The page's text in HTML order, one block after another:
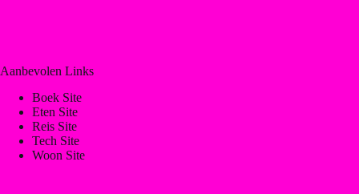
Aanbevolen Links
Boek Site
Eten Site
Reis Site
Tech Site
Woon Site